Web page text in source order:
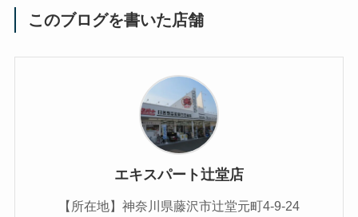
このブログを書いた店舗
エキスパート辻堂店
【所在地】神奈川県藤沢市辻堂元町4-9-24